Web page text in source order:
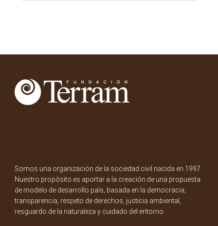
Somos una organización de la sociedad civil nacida en 1997.
Nuestro propósito es aportar a la creación de una propuesta
de modelo de desarrollo país, basada en la democracia,
transparencia, respeto de derechos, justicia ambiental,
resguardo de la naturaleza y cuidado del entorno.